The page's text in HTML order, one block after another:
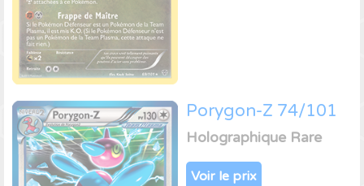
Porygon-Z 74/101
Holographique Rare
Voir le prix